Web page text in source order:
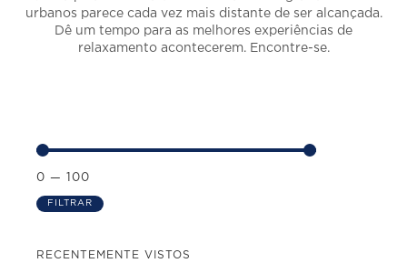
0 — 100
FILTRAR
RECENTEMENTE VISTOS
urbanos parece cada vez mais distante de ser alcançada.
Dê um tempo para as melhores experiências de
relaxamento acontecerem. Encontre-se.